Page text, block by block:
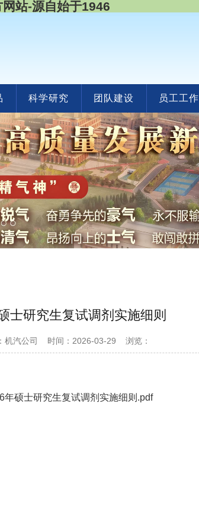
站-源自始于1946
科学研究 团队建设 员工工作
士研究生复试调剂实施细则
机汽公司 时间：2026-03-29 浏览：
年硕士研究生复试调剂实施细则.pdf